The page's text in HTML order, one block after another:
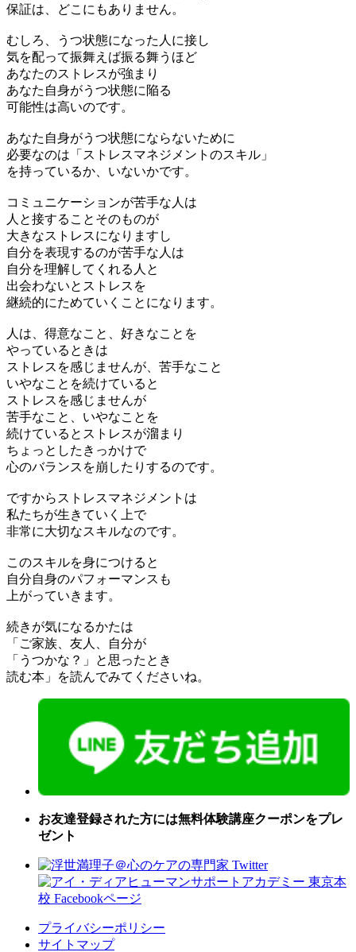
保証は、どこにもありません。
むしろ、うつ状態になった人に接し
気を配って振舞えば振る舞うほど
あなたのストレスが強まり
あなた自身がうつ状態に陥る
可能性は高いのです。
あなた自身がうつ状態にならないために
必要なのは「ストレスマネジメントのスキル」
を持っているか、いないかです。
コミュニケーションが苦手な人は
人と接することそのものが
大きなストレスになりますし
自分を表現するのが苦手な人は
自分を理解してくれる人と
出会わないとストレスを
継続的にためていくことになります。
人は、得意なこと、好きなことを
やっているときは
ストレスを感じませんが、苦手なこと
いやなことを続けていると
ストレスを感じませんが
苦手なこと、いやなことを
続けているとストレスが溜まり
ちょっとしたきっかけで
心のバランスを崩したりするのです。
ですからストレスマネジメントは
私たちが生きていく上で
非常に大切なスキルなのです。
このスキルを身につけると
自分自身のパフォーマンスも
上がっていきます。
続きが気になるかたは
「ご家族、友人、自分が
「うつかな？」と思ったとき
読む本」を読んでみてくださいね。
お友達登録された方には無料体験講座クーポンをプレ
ゼント
プライバシーポリシー
サイトマップ